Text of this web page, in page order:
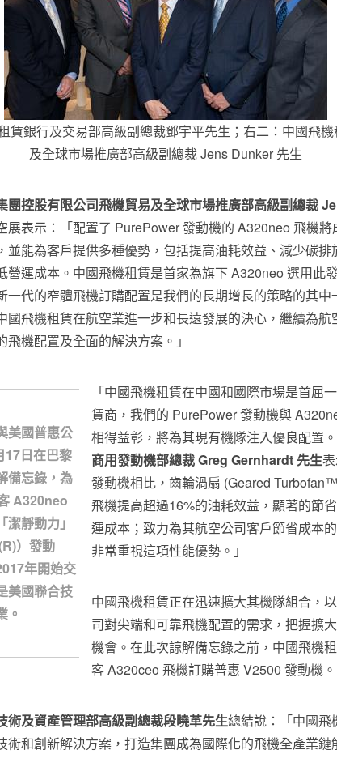
賃銀行及交易部高級副總裁鄧宇平先生；右二：中國飛
及全球市場推廣部高級副總裁 Jens Dunker 先生
團控股有限公司飛機貿易及全球市場推廣部高級副總裁
展表示：「配置了 PurePower 發動機的 A320neo 飛機將
並能為客戶提供多種優勢，包括提高油耗效益、減少碳排
營運成本。中國飛機租賃是首家為旗下 A320neo 選用此
一代的窄體飛機訂購配置是我們的長期增長的策略的其中
國飛機租賃在航空業進一步和長遠發展的決心，繼續為航
飛機配置及全面的解決方案。」
美國普惠公
17日在巴黎
備忘錄，為
A320neo
靜動力」
）發動
年開始交
美國聯合技
。
「中國飛機租賃在中國和國際市場是首屈
賃商，我們的 PurePower 發動機與
相得益彰，將為其現有機隊注入優良配置。
商用發動機部總裁Greg Gernhardt 先生
發動機相比，齒輪渦扇 (Geared
飛機提高超過16%的油耗效益，顯著的節
運成本；致力為其航空公司客戶節省成本
非常重視這項性能優勢。」
中國飛機租賃正在迅速擴大其機隊組合，
司對尖端和可靠飛機配置的需求，把握擴
機會。在此次諒解備忘錄之前，中國飛機
客 A320ceo 飛機訂購普惠 V2500 發動機。
術及資產管理部高級副總裁段曉革先生總結說：「中國飛
術和創新解決方案，打造集團成為國際化的飛機全產業鏈